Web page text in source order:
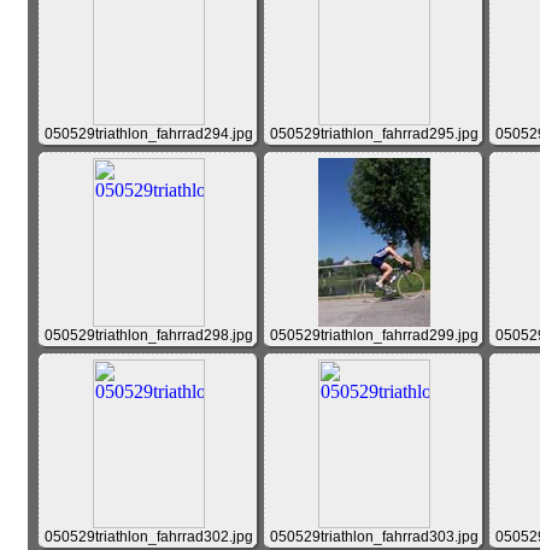
050529triathlon_fahrrad294.jpg 050529triathlon_fahrrad295.jpg
050529triathlon_fahrrad298.jpg 050529triathlon_fahrrad299.jpg
050529triathlon_fahrrad302.jpg 050529triathlon_fahrrad303.jpg